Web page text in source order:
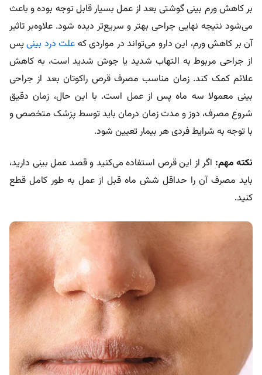
بر کاهش ورم بینی گوشتی بعد از عمل بسیار قابل توجه بوده و باعث
می‌شود نتیجه نهایی جراحی بهتر و سریع‌تر دیده شود. علاوه‌بر تاثیر
آن بر کاهش ورم، این دارو می‌تواند در مواردی که علت درد بینیپس
از جراحی مربوط به التهاب شدید یا جوش شدید است، به کاهش
علائم کمک کند. زمان مناسب مصرف قرص راکوتان بعد از جراحی
بینی معمولا سه ماه پس از عمل است. با این حال، زمان دقیق
شروع مصرف، دوز و مدت زمان درمان باید توسط پزشک متخصص و
با توجه به شرایط فردی هر بیمار تعیین شود.
نکته مهم: اگر از این قرص استفاده می‌کنید و قصد عمل بینی دارید،
باید مصرف آن را حداقل شش ماه قبل از عمل به طور کامل قطع
کنید.